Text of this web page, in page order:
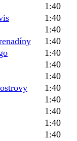
1:40
1:40
1:40
1:40
1:40
1:40
1:40
1:40
1:40
1:40
1:40
1:40